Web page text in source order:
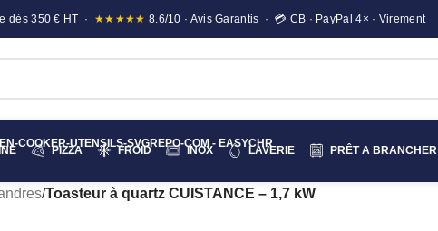
dès 350 € HT · ★★★★★ 8.6/10 · Avis Garantis · 💳 CB · PayPal 4× · Virement
PIZZA FROID INOX LAVERIE PRÊT A BRANCHER
/Toasteur à quartz CUISTANCE – 1,7 kW